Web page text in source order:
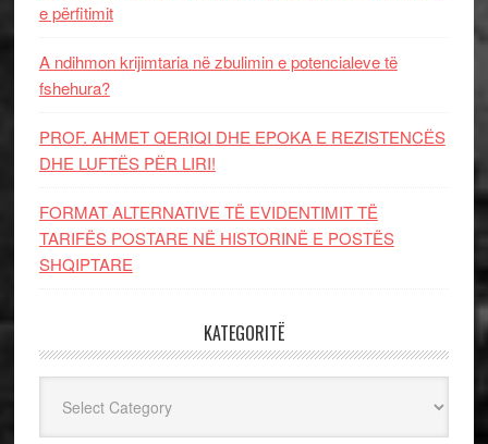
e përfitimit
A ndihmon krijimtaria në zbulimin e potencialeve të
fshehura?
PROF. AHMET QERIQI DHE EPOKA E REZISTENCЁS
DHE LUFTЁS PЁR LIRI!
FORMAT ALTERNATIVE TË EVIDENTIMIT TË
TARIFËS POSTARE NË HISTORINË E POSTËS
SHQIPTARE
KATEGORITË